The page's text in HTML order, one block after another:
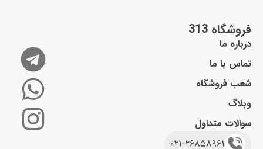
فروشگاه 313
درباره ما
تماس با ما
شعب فروشگاه
وبلاگ
سوالات متداول
021-26858961